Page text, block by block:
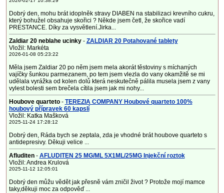
Dobrý den, mohu brát idoplněk stravy DIABEN na stabilizaci krevního cukru,
který bohužel obsahuje skořici ? Někde jsem četl, že skořice vadí
PRESTANCE. Díky za vysvětlení.Jirka...
Zaldiar 20 neblahe ucinky- ZALDIAR 20 Potahované tablety
Vložil: Markéta
2026-01-08 05:23:22
Měla jsem Zaldiar 20 po něm jsem mela akorát těstoviny s míchaných
vajíčky šunkou parmezanem, po tem jsem vlezla do vany okamžitě se mi
udělala vyrážka od kolen dolů která neskutečně pálila musela jsem z vany
vylest bolesti sem brečela cítila jsem jak mi nohy...
Houbove quarteto- TEREZIA COMPANY Houbové quarteto 100%
houbový přípravek 60 kapslí
Vložil: Katka Mašková
2025-11-24 17:28:12
Dobrý den, Ráda bych se zeptala, zda je vhodné brát houbove quarteto s
antidepresivy. Děkuji velice ...
Afluditen- AFLUDITEN 25 MG/ML 5X1ML/25MG Injekční roztok
Vložil: Andrea Krulová
2025-11-12 12:05:01
Dobrý den můžu vědět jak přesně vám zničil život ? Protože mojí mamce
taky,děkuji moc za odpověď ...